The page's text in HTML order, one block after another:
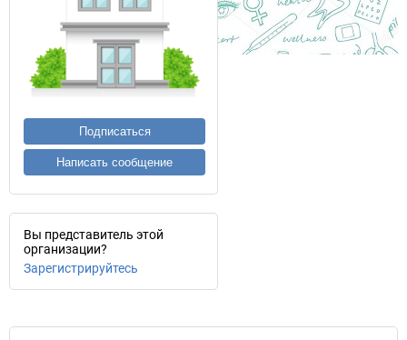
Подписаться
Написать сообщение
Вы представитель этой
организации?
Зарегистрируйтесь